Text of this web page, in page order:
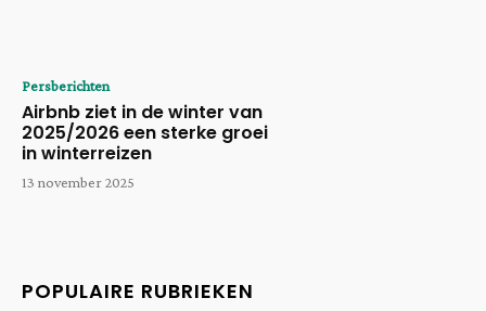
Persberichten
Airbnb ziet in de winter van
2025/2026 een sterke groei
in winterreizen
13 november 2025
POPULAIRE RUBRIEKEN